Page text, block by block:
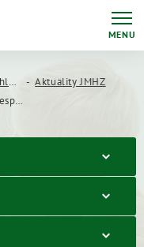
MENU
Aktuality JMHZ
(Doplňující podání)